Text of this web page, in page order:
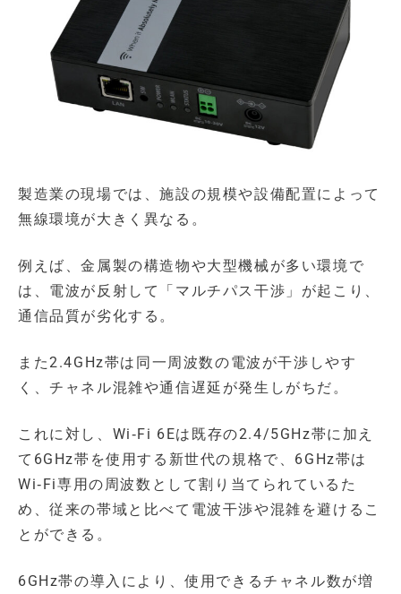
製造業の現場では、施設の規模や設備配置によって
無線環境が大きく異なる。
例えば、金属製の構造物や大型機械が多い環境で
は、電波が反射して「マルチパス干渉」が起こり、
通信品質が劣化する。
また2.4GHz帯は同一周波数の電波が干渉しやす
く、チャネル混雑や通信遅延が発生しがちだ。
これに対し、Wi‑Fi 6Eは既存の2.4/5GHz帯に加え
て6GHz帯を使用する新世代の規格で、6GHz帯は
Wi‑Fi専用の周波数として割り当てられているた
め、従来の帯域と比べて電波干渉や混雑を避けるこ
とができる。
6GHz帯の導入により、使用できるチャネル数が増